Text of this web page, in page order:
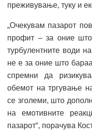
преживување, туку и
„Очекувам пазарот
профит – за оние што
турбулентните води
не е за оние што
спремни да
обемот на тргување
се зголеми, што
на емотивните
пазарот“, порачува